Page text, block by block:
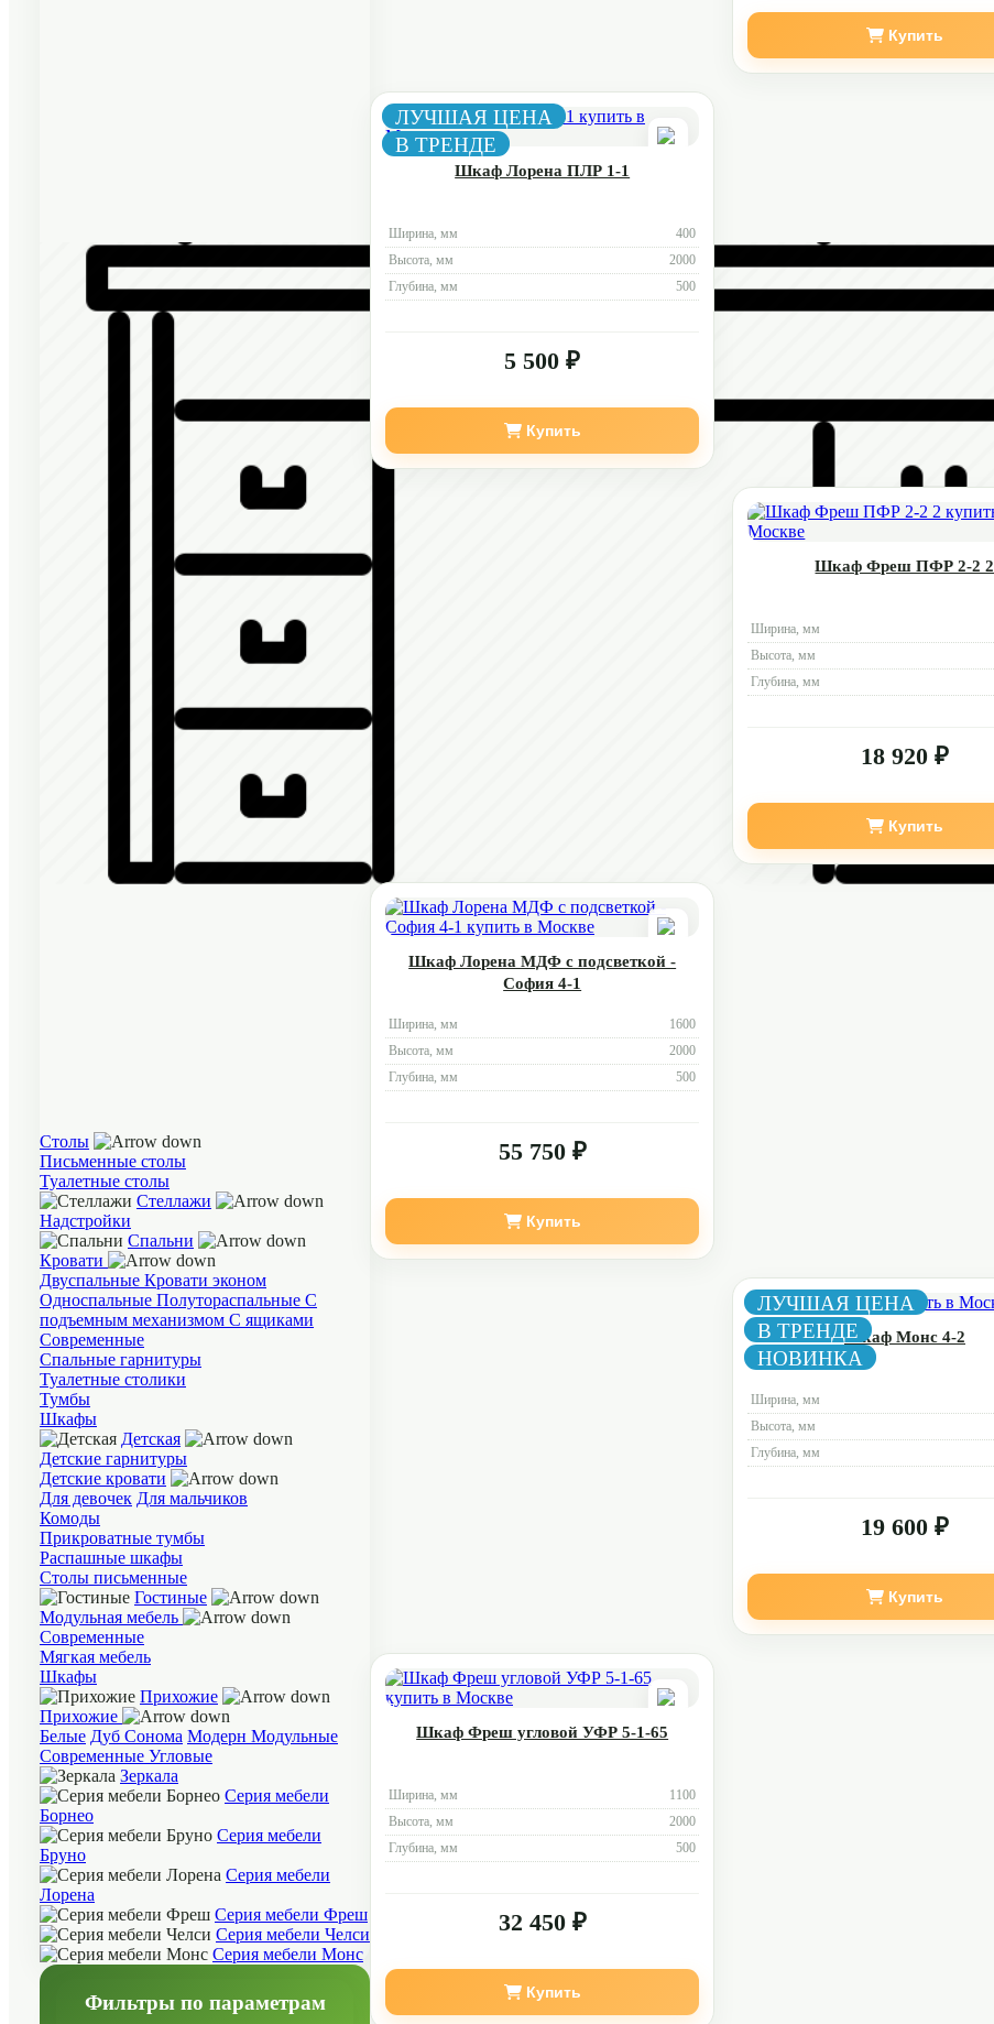
Столы
Письменные столы
Туалетные столы
Стеллажи
Надстройки
Спальни
Кровати
Двуспальные Кровати эконом
Односпальные Полутораспальные С
подъемным механизмом С ящиками
Современные
Спальные гарнитуры
Туалетные столики
Тумбы
Шкафы
Детская
Детские гарнитуры
Детские кровати
Для девочек Для мальчиков
Комоды
Прикроватные тумбы
Распашные шкафы
Столы письменные
Гостиные
Модульная мебель
Современные
Мягкая мебель
Шкафы
Прихожие
Прихожие
Белые Дуб Сонома Модерн Модульные
Современные Угловые
Зеркала
Серия мебели
Борнео
Серия мебели
Бруно
Серия мебели
Лорена
Серия мебели Фреш
Серия мебели Челси
Серия мебели Монс
Фильтры по параметрам
Купить
ЛУЧШАЯ ЦЕНА
В ТРЕНДЕ
Шкаф Лорена ПЛР 1-1
Ширина, мм
400
Высота, мм
2000
Глубина, мм
500
5 500 ₽
Купить
Шкаф Фреш ПФР 2-2 2
Ширина, мм
Высота, мм
Глубина, мм
18 920 ₽
Купить
Шкаф Лорена МДФ с подсветкой -
София 4-1
Ширина, мм
1600
Высота, мм
2000
Глубина, мм
500
55 750 ₽
Купить
ЛУЧШАЯ ЦЕНА
В ТРЕНДЕ
НОВИНКА
Шкаф Монс 4-2
Ширина, мм
Высота, мм
Глубина, мм
19 600 ₽
Купить
Шкаф Фреш угловой УФР 5-1-65
Ширина, мм
1100
Высота, мм
2000
Глубина, мм
500
32 450 ₽
Купить